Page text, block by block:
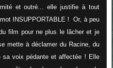
et outré... elle justifie à tout
INSUPPORTABLE ! Or, à peu
film pour ne plus le lâcher et je
mette à déclamer du Racine, du
sa voix pédante et affectée ! Elle